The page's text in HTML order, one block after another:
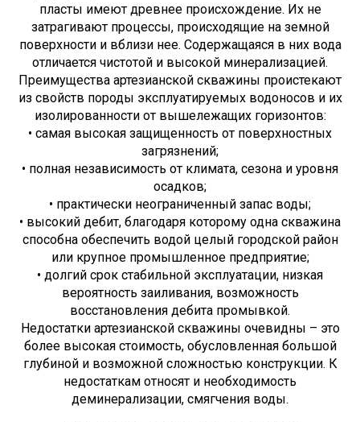
пласты имеют древнее происхождение. Их не
затрагивают процессы, происходящие на земной
поверхности и вблизи нее. Содержащаяся в них вода
отличается чистотой и высокой минерализацией.
Преимущества артезианской скважины проистекают
из свойств породы эксплуатируемых водоносов и их
изолированности от вышележащих горизонтов:
• самая высокая защищенность от поверхностных
загрязнений;
• полная независимость от климата, сезона и уровня
осадков;
• практически неограниченный запас воды;
• высокий дебит, благодаря которому одна скважина
способна обеспечить водой целый городской район
или крупное промышленное предприятие;
• долгий срок стабильной эксплуатации, низкая
вероятность заиливания, возможность
восстановления дебита промывкой.
Недостатки артезианской скважины очевидны – это
более высокая стоимость, обусловленная большой
глубиной и возможной сложностью конструкции. К
недостаткам относят и необходимость
деминерализации, смягчения воды.